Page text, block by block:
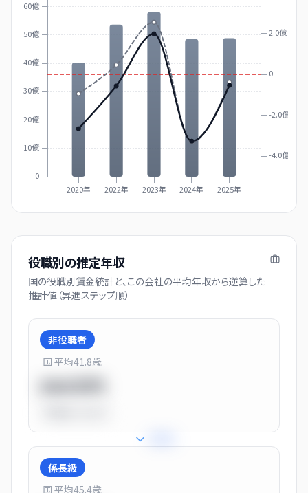
0
10億
20億
30億
40億
50億
60億
-4.0億
-2.0億
0
2.0億
2020年 2022年 2023年 2024年 2025年
役職別の推定年収
国の役職別賃金統計と、この会社の平均年収から逆算した
推計値（昇進ステップ順）
非役職者
国 平均41.8歳
係長級
国 平均45.4歳